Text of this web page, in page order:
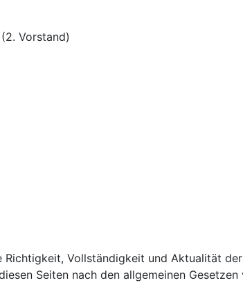
Vorstand)
Vollständigkeit und Aktualität
Seiten nach den allgemeinen